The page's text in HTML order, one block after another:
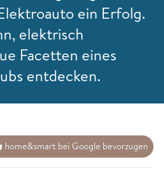
ein Erfolg.
elektrisch
Facetten eines
entdecken.
home&smart bei Google bevorzugen